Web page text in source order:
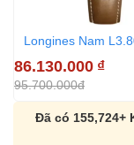
Longines Nam
86.130.000 ₫
95.700.000đ
Đã có 155,724+